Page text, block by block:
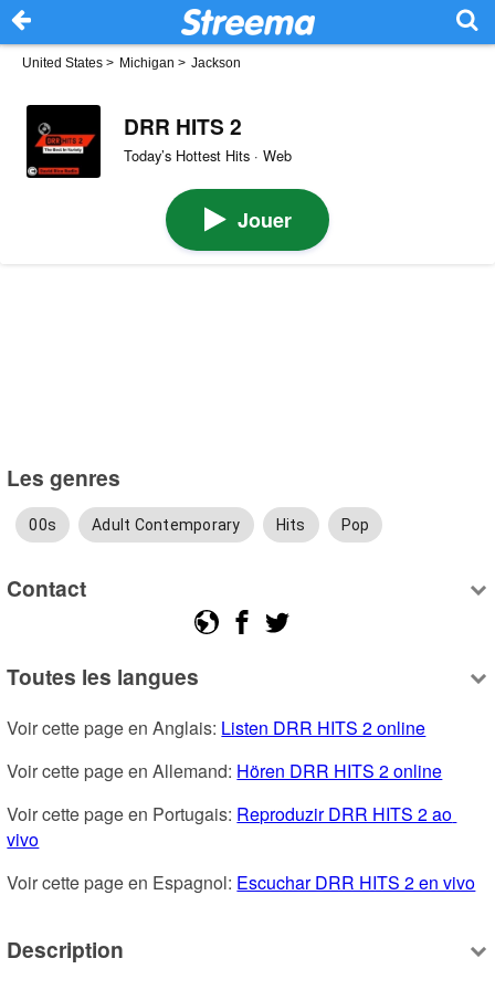
United States > Michigan > Jackson
DRR HITS 2
Today’s Hottest Hits · Web
Jouer
Les genres
00s Adult Contemporary Hits Pop
Contact
Toutes les langues
Voir cette page en Anglais: Listen DRR HITS 2 online
Voir cette page en Allemand: Hören DRR HITS 2 online
Voir cette page en Portugais: Reproduzir DRR HITS 2 ao
vivo
Voir cette page en Espagnol: Escuchar DRR HITS 2 en vivo
Description